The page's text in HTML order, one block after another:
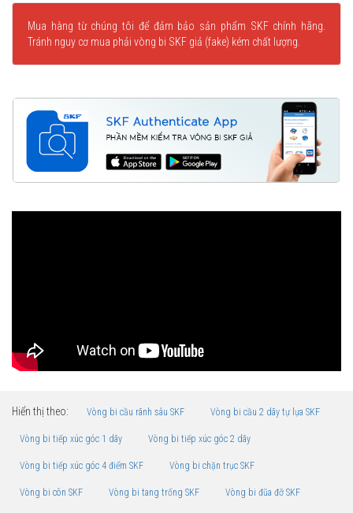
Mua hàng từ chúng tôi để đảm bảo sản phẩm SKF chính hãng.
Tránh nguy cơ mua phải vòng bi SKF giả (fake) kém chất lượng.
Hiển thị theo: Vòng bi cầu rãnh sâu SKF Vòng bi cầu 2 dãy tự lựa SKF
Vòng bi tiếp xúc góc 1 dãy Vòng bi tiếp xúc góc 2 dãy
Vòng bi tiếp xúc góc 4 điểm SKF Vòng bi chặn trục SKF
Vòng bi côn SKF Vòng bi tang trống SKF Vòng bi đũa đỡ SKF